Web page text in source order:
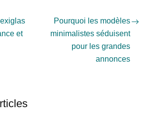
et
Pourquoi les modèles
minimalistes séduisent
pour les grandes
annonces